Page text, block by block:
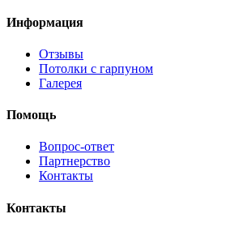
Информация
Отзывы
Потолки с гарпуном
Галерея
Помощь
Вопрос-ответ
Партнерство
Контакты
Контакты